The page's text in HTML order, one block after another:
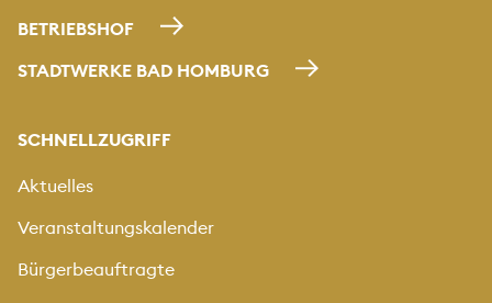
BETRIEBSHOF
STADTWERKE BAD HOMBURG
SCHNELLZUGRIFF
Aktuelles
Veranstaltungskalender
Bürgerbeauftragte